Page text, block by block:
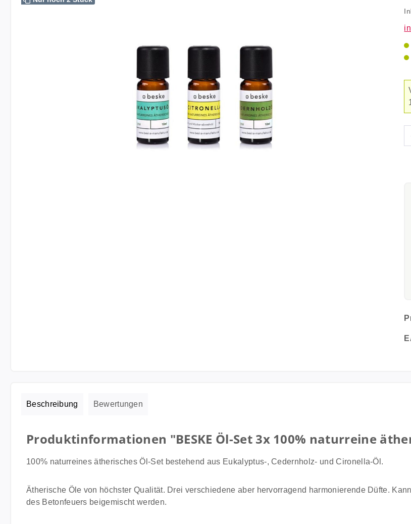
Beschreibung Bewertungen
Produktinformationen "BESKE Öl-Set 3x 100% naturreine
100% naturreines ätherisches Öl-Set bestehend aus Eukalyptus-, Cedernholz- und Cironella-Öl.
Ätherische Öle von höchster Qualität. Drei verschiedene aber hervorragend harmonierende Düfte.
des Betonfeuers beigemischt werden.